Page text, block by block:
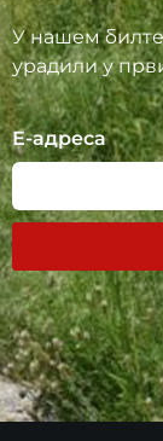
У нашем
урадили у
Е-адреса